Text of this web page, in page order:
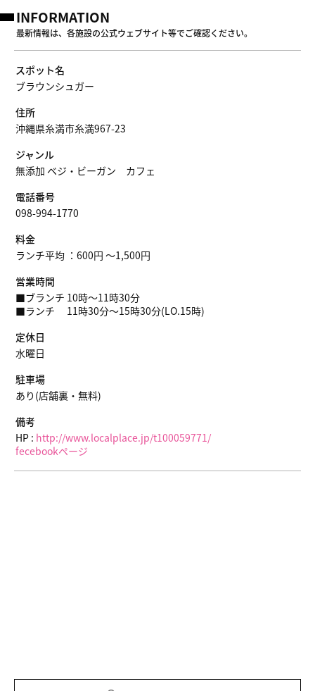
INFORMATION
最新情報は、各施設の公式ウェブサイト等でご確認ください。
スポット名
ブラウンシュガー
住所
沖縄県糸満市糸満967-23
ジャンル
無添加 ベジ・ビーガン カフェ
電話番号
098-994-1770
料金
ランチ平均 ：600円 ～1,500円
営業時間
■ブランチ 10時〜11時30分
■ランチ 11時30分〜15時30分(LO.15時)
定休日
水曜日
駐車場
あり(店舗裏・無料)
備考
HP : http://www.localplace.jp/t100059771/
fecebookページ